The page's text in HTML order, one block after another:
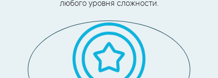
любого уровня сложности.